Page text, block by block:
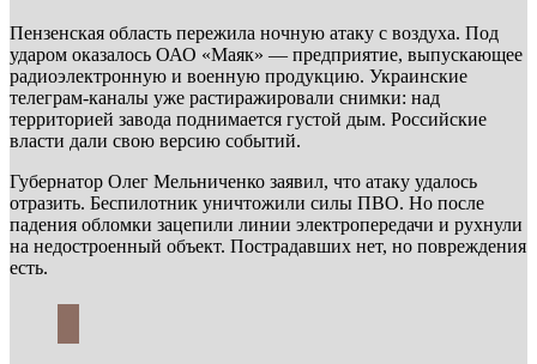
Пензенская область пережила ночную атаку с воздуха. Под
ударом оказалось ОАО «Маяк» — предприятие, выпускающее
радиоэлектронную и военную продукцию. Украинские
телеграм-каналы уже растиражировали снимки: над
территорией завода поднимается густой дым. Российские
власти дали свою версию событий.
Губернатор Олег Мельниченко заявил, что атаку удалось
отразить. Беспилотник уничтожили силы ПВО. Но после
падения обломки зацепили линии электропередачи и рухнули
на недостроенный объект. Пострадавших нет, но повреждения
есть.